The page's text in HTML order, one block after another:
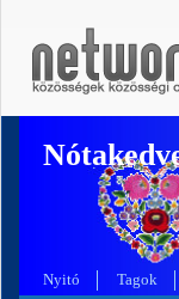
Nyitó Tagok